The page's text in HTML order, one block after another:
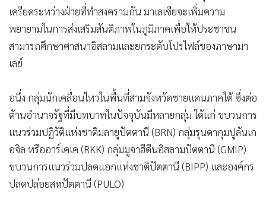
สามารถศึกษาศาสนาอิสลามและยกระดับโปรไฟล์ของภาษามา
เลย์
อนึ่ง กลุ่มนักเคลื่อนไหวในพื้นที่สามจังหวัดชายแดนภาคใต้ ซึ่งต่อ
แนวร่วมปฏิวัติแห่งชาติมลายูปัตตานี (BRN) กลุ่มรุนดากุมปูลันเก
อจิล หรืออาร์เคเค (RKK) กลุ่มมูจาฮีดีนอิสลามปัตตานี (GMIP)
ขบวนการแนวร่วมปลดแอกแห่งชาติปัตตานี (BIPP) และองค์กร
ปลดปล่อยสหปัตตานี (PULO)